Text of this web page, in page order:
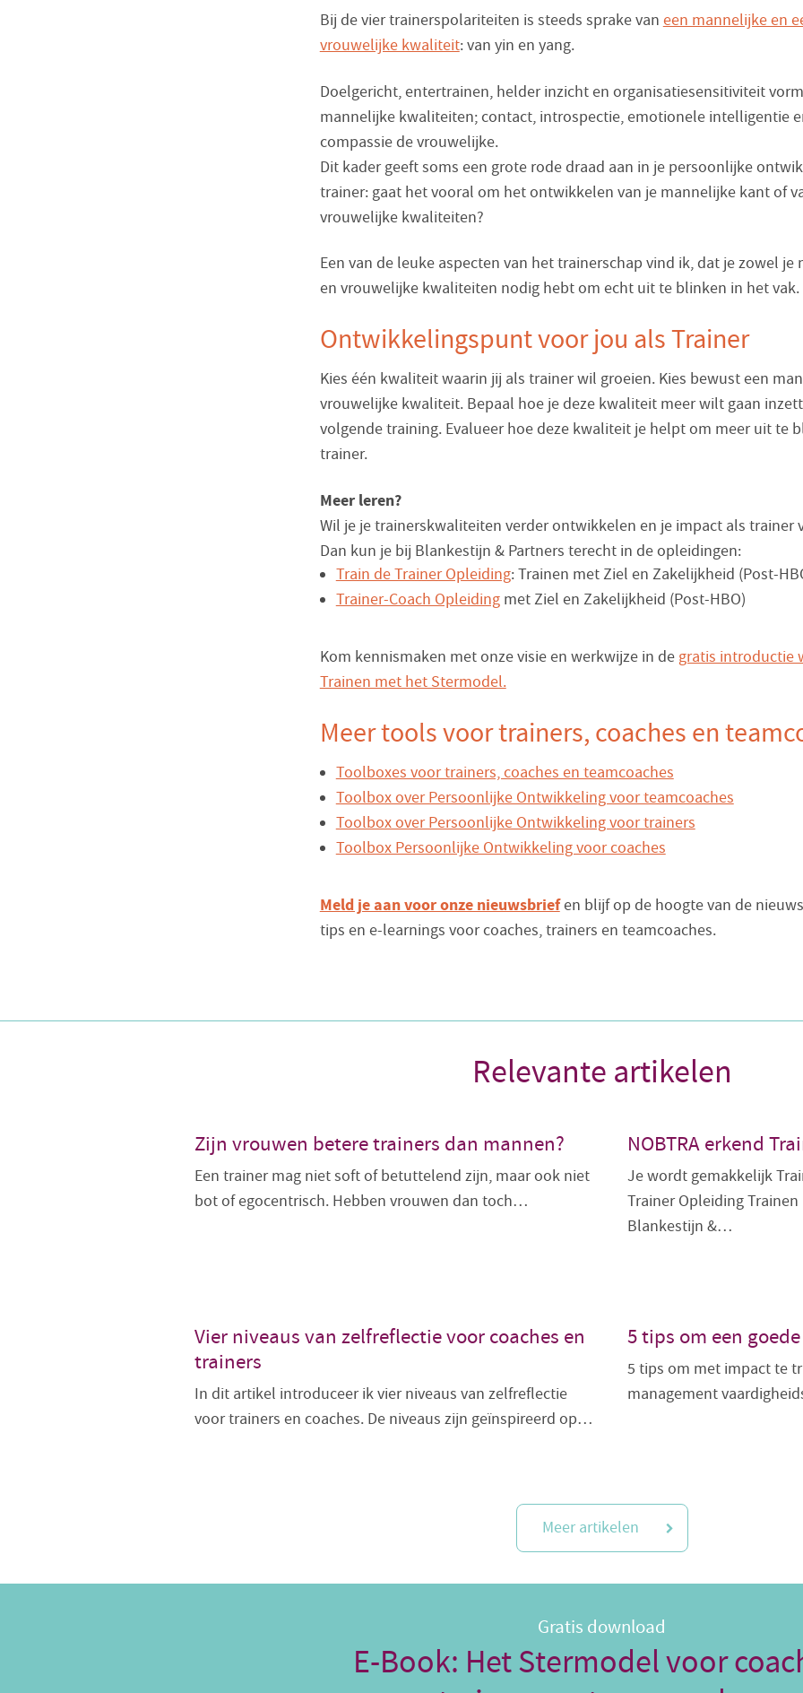
Bij de vier trainerspolariteiten is steeds sprake van een mannelijke en
vrouwelijke kwaliteit: van yin en yang.
Doelgericht, entertrainen, helder inzicht en organisatiesensitiviteit
mannelijke kwaliteiten; contact, introspectie, emotionele intelligentie
compassie de vrouwelijke.
Dit kader geeft soms een grote rode draad aan in je persoonlijke
trainer: gaat het vooral om het ontwikkelen van je mannelijke kant of
vrouwelijke kwaliteiten?
Een van de leuke aspecten van het trainerschap vind ik, dat je zowel je
en vrouwelijke kwaliteiten nodig hebt om echt uit te blinken in het vak.
Ontwikkelingspunt voor jou als Trainer
Kies één kwaliteit waarin jij als trainer wil groeien. Kies bewust een
vrouwelijke kwaliteit. Bepaal hoe je deze kwaliteit meer wilt gaan
volgende training. Evalueer hoe deze kwaliteit je helpt om meer uit te
trainer.
Meer leren?
Wil je je trainerskwaliteiten verder ontwikkelen en je impact als trainer
Dan kun je bij Blankestijn & Partners terecht in de opleidingen:
Train de Trainer Opleiding: Trainen met Ziel en Zakelijkheid (Post-
Trainer-Coach Opleidingmet Ziel en Zakelijkheid (Post-HBO)
Kom kennismaken met onze visie en werkwijze in de gratis introductie
Trainen met het Stermodel.
Meer tools voor trainers, coaches en
Toolboxes voor trainers, coaches en teamcoaches
Toolbox over Persoonlijke Ontwikkeling voor teamcoaches
Toolbox over Persoonlijke Ontwikkeling voor trainers
Toolbox Persoonlijke Ontwikkeling voor coaches
Meld je aan voor onze nieuwsbriefen blijf op de hoogte van de
tips en e-learnings voor coaches, trainers en teamcoaches.
Relevante artikelen
Zijn vrouwen betere trainers dan mannen?
Een trainer mag niet soft of betuttelend zijn, maar ook niet
bot of egocentrisch. Hebben vrouwen dan toch…
NOBTRA erkend
Je wordt gemakkelijk
Trainer Opleiding
Blankestijn &…
Vier niveaus van zelfreflectie voor coaches en
trainers
In dit artikel introduceer ik vier niveaus van zelfreflectie
voor trainers en coaches. De niveaus zijn geïnspireerd op…
5 tips om een
5 tips om met impact te
management
Meer artikelen
Gratis download
E-Book: Het Stermodel voor